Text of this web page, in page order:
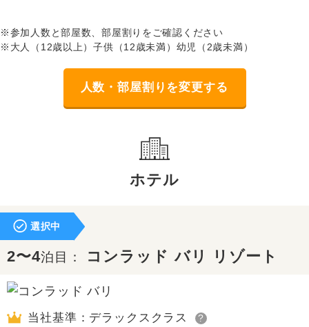
※参加人数と部屋数、部屋割りをご確認ください
※大人（12歳以上）子供（12歳未満）幼児（2歳未満）
人数・部屋割りを変更する
ホテル
選択中
2〜4泊目： コンラッド バリ リゾート
当社基準：デラックスクラス ?